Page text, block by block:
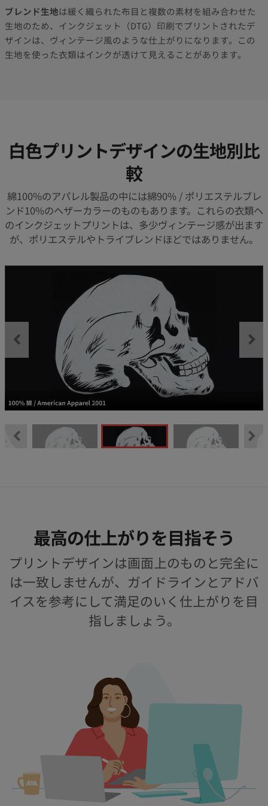
ブレンド生地は緩く織られた布目と複数の素材を組み合わせた
生地のため、インクジェット（DTG）印刷でプリントされたデ
ザインは、ヴィンテージ風のような仕上がりになります。この
生地を使った衣類はインクが透けて見えることがあります。
白色プリントデザインの生地別比
較
綿100%のアパレル製品の中には綿90% / ポリエステルブレ
ンド10%のヘザーカラーのものもあります。これらの衣類へ
のインクジェットプリントは、多少ヴィンテージ感が出ます
が、ポリエステルやトライブレンドほどではありません。
最高の仕上がりを目指そう
プリントデザインは画面上のものと完全に
は一致しませんが、ガイドラインとアドバ
イスを参考にして満足のいく仕上がりを目
指しましょう。